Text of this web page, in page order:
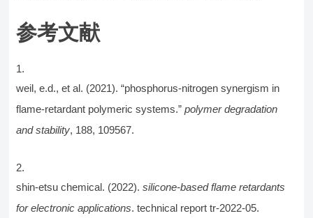
参考文献
weil, e.d., et al. (2021). “phosphorus-nitrogen synergism in
flame-retardant polymeric systems.”polymer degradation
and stability, 188, 109567.
shin-etsu chemical. (2022).silicone-based flame retardants
for electronic applications. technical report tr-2022-05.